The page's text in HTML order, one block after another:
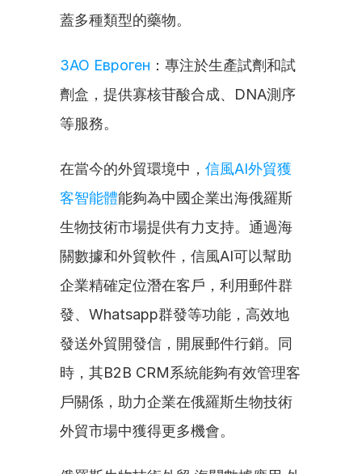
蓋多種類型的藥物。
ЗАО Евроген ：專注於生產試劑和試
劑盒，提供寡核苷酸合成、DNA測序
等服務。
在當今的外貿環境中， 信風AI外貿獲
客智能體能夠為中國企業出海俄羅斯
生物技術市場提供有力支持。通過海
關數據和外貿軟件，信風AI可以幫助
企業精確定位潛在客戶，利用郵件群
發、Whatsapp群發等功能，高效地
發送外貿開發信，開展郵件行銷。同
時，其B2B CRM系統能夠有效管理客
戶關係，助力企業在俄羅斯生物技術
外貿市場中獲得更多機會。